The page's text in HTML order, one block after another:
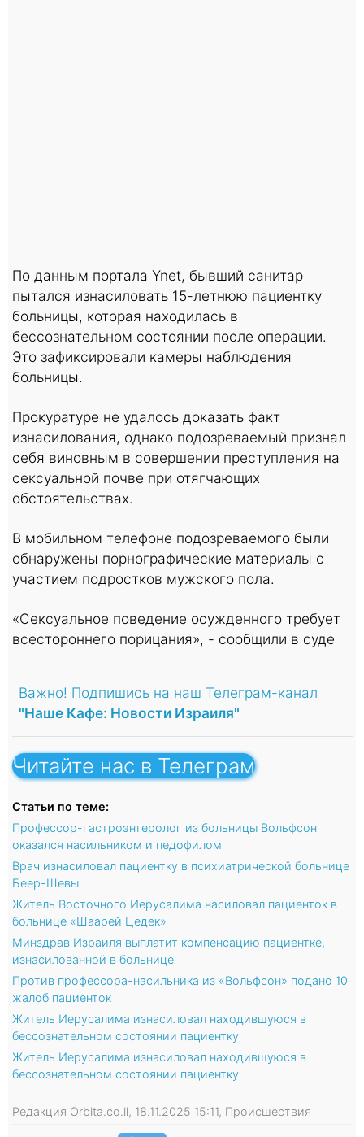
По данным портала Ynet, бывший санитар
пытался изнасиловать 15-летнюю пациентку
больницы, которая находилась в
бессознательном состоянии после операции.
Это зафиксировали камеры наблюдения
больницы.
Прокуратуре не удалось доказать факт
изнасилования, однако подозреваемый признал
себя виновным в совершении преступления на
сексуальной почве при отягчающих
обстоятельствах.
В мобильном телефоне подозреваемого были
обнаружены порнографические материалы с
участием подростков мужского пола.
«Сексуальное поведение осужденного требует
всестороннего порицания», - сообщили в суде
Важно! Подпишись на наш Телеграм-канал
"Наше Кафе: Новости Израиля"
Читайте нас в Телеграм
Статьи по теме:
Профессор-гастроэнтеролог из больницы Вольфсон
оказался насильником и педофилом
Врач изнасиловал пациентку в психиатрической больнице
Беер-Шевы
Житель Восточного Иерусалима насиловал пациенток в
больнице «Шаарей Цедек»
Минздрав Израиля выплатит компенсацию пациентке,
изнасилованной в больнице
Против профессора-насильника из «Вольфсон» подано 10
жалоб пациенток
Житель Иерусалима изнасиловал находившуюся в
бессознательном состоянии пациентку
Житель Иерусалима изнасиловал находившуюся в
бессознательном состоянии пациентку
Редакция Orbita.co.il, 18.11.2025 15:11, Происшествия